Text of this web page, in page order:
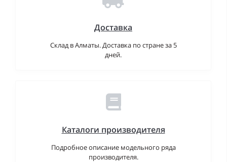
Доставка
Склад в Алматы. Доставка по стране за 5
дней.
Каталоги производителя
Подробное описание модельного ряда
производителя.